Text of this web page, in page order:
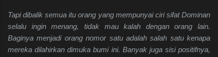
Tapi dibalik semua itu orang yang mempunyai ciri sifat Dominan
selalu ingin menang, tidak mau kalah dengan orang lain.
Baginya menjadi orang nomor satu adalah salah satu kenapa
mereka dilahirkan dimuka bumi ini. Banyak juga sisi positifnya,